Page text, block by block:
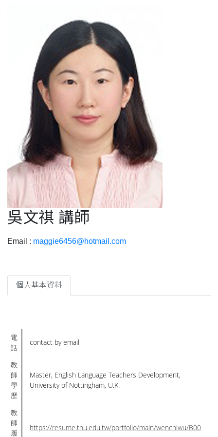
吳文祺 講師
Email : maggie6456@hotmail.com
個人基本資料
電
話
contact by email
教
師
學
歷
Master, English Language Teachers Development,
University of Nottingham, U.K.
教
師
履
https://resume.thu.edu.tw/portfolio/main/wenchiwu/B00